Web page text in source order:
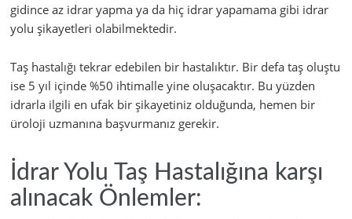
gidince az idrar yapma ya da hiç idrar yapamama gibi idrar
yolu şikayetleri olabilmektedir.
Taş hastalığı tekrar edebilen bir hastalıktır. Bir defa taş oluştu
ise 5 yıl içinde %50 ihtimalle yine oluşacaktır. Bu yüzden
idrarla ilgili en ufak bir şikayetiniz olduğunda, hemen bir
üroloji uzmanına başvurmanız gerekir.
İdrar Yolu Taş Hastalığına karşı
alınacak Önlemler: